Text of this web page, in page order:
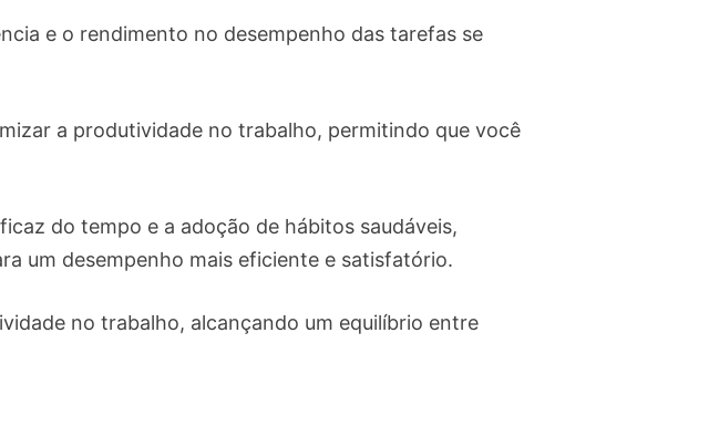
e o rendimento no desempenho das tarefas se
a produtividade no trabalho, permitindo que você
do tempo e a adoção de hábitos saudáveis,
um desempenho mais eficiente e satisfatório.
no trabalho, alcançando um equilíbrio entre